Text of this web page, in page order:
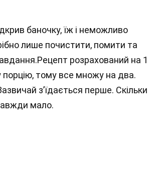
баночку, їж і неможливо
лише почистити, помити та
розрахований на 1
порцію, тому все множу на два.
з’їдається перше. Скільки
мало.